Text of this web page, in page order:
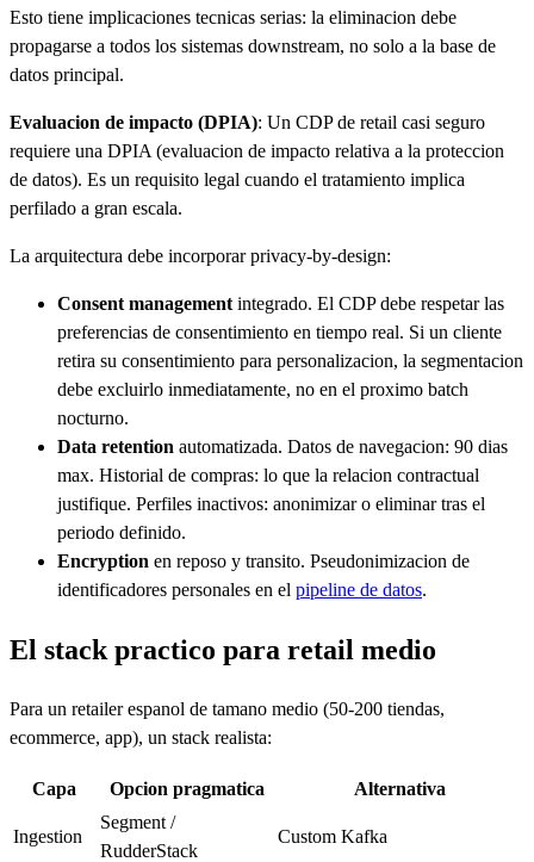
Esto tiene implicaciones tecnicas serias: la eliminacion debe
propagarse a todos los sistemas downstream, no solo a la base de
datos principal.
Evaluacion de impacto (DPIA): Un CDP de retail casi seguro
requiere una DPIA (evaluacion de impacto relativa a la proteccion
de datos). Es un requisito legal cuando el tratamiento implica
perfilado a gran escala.
La arquitectura debe incorporar privacy-by-design:
Consent management integrado. El CDP debe respetar las
preferencias de consentimiento en tiempo real. Si un cliente
retira su consentimiento para personalizacion, la segmentacion
debe excluirlo inmediatamente, no en el proximo batch
nocturno.
Data retention automatizada. Datos de navegacion: 90 dias
max. Historial de compras: lo que la relacion contractual
justifique. Perfiles inactivos: anonimizar o eliminar tras el
periodo definido.
Encryption en reposo y transito. Pseudonimizacion de
identificadores personales en el pipeline de datos.
El stack practico para retail medio
Para un retailer espanol de tamano medio (50-200 tiendas,
ecommerce, app), un stack realista:
Capa Opcion pragmatica Alternativa
Ingestion
Segment /
RudderStack
Custom Kafka